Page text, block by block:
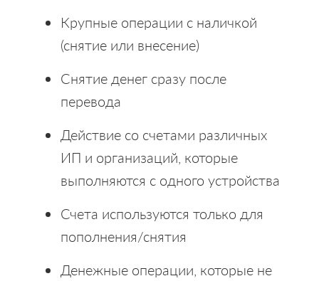
Крупные операции с наличкой
(снятие или внесение)
Снятие денег сразу после
перевода
Действие со счетами различных
ИП и организаций, которые
выполняются с одного устройства
Счета используются только для
пополнения/снятия
Денежные операции, которые не